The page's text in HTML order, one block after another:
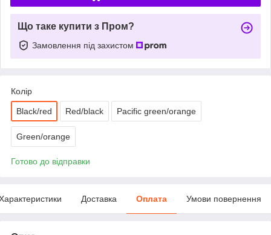
Що таке купити з Пром?
Замовлення під захистом
Колір
Black/red Red/black Pacific green/orange
Green/orange
Готово до відправки
Доставка Оплата Умови повернення